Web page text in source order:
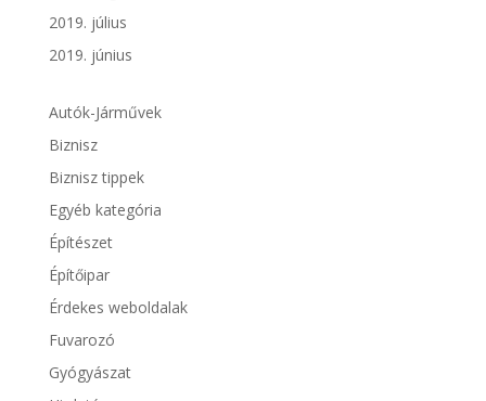
2019. július
2019. június
Autók-Járművek
Biznisz
Biznisz tippek
Egyéb kategória
Építészet
Építőipar
Érdekes weboldalak
Fuvarozó
Gyógyászat